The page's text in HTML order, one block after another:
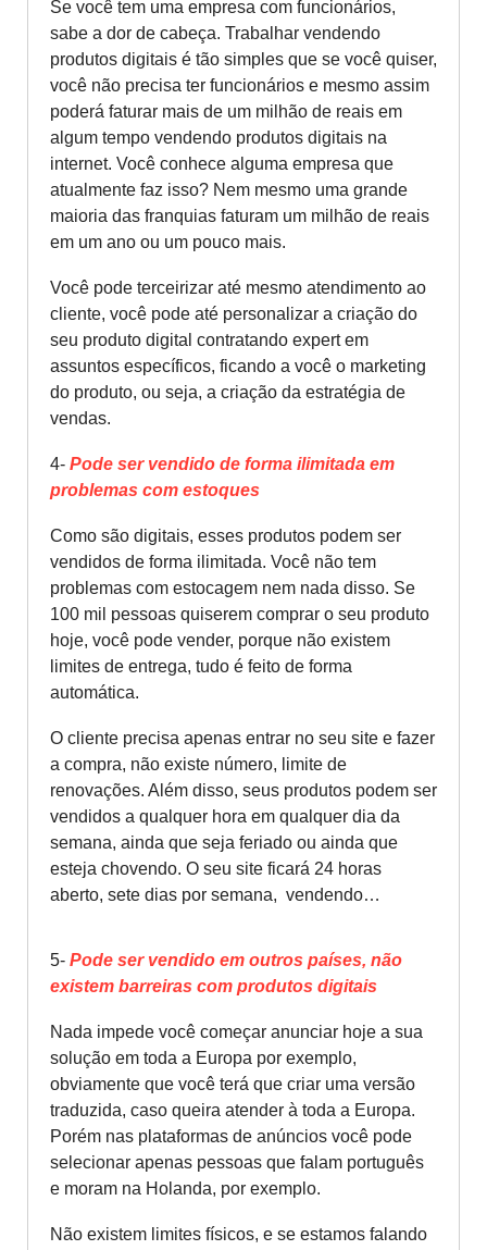
Se você tem uma empresa com funcionários,
sabe a dor de cabeça. Trabalhar vendendo
produtos digitais é tão simples que se você quiser,
você não precisa ter funcionários e mesmo assim
poderá faturar mais de um milhão de reais em
algum tempo vendendo produtos digitais na
internet. Você conhece alguma empresa que
atualmente faz isso? Nem mesmo uma grande
maioria das franquias faturam um milhão de reais
em um ano ou um pouco mais.
Você pode terceirizar até mesmo atendimento ao
cliente, você pode até personalizar a criação do
seu produto digital contratando expert em
assuntos específicos, ficando a você o marketing
do produto, ou seja, a criação da estratégia de
vendas.
4- Pode ser vendido de forma ilimitada em
problemas com estoques
Como são digitais, esses produtos podem ser
vendidos de forma ilimitada. Você não tem
problemas com estocagem nem nada disso. Se
100 mil pessoas quiserem comprar o seu produto
hoje, você pode vender, porque não existem
limites de entrega, tudo é feito de forma
automática.
O cliente precisa apenas entrar no seu site e fazer
a compra, não existe número, limite de
renovações. Além disso, seus produtos podem ser
vendidos a qualquer hora em qualquer dia da
semana, ainda que seja feriado ou ainda que
esteja chovendo. O seu site ficará 24 horas
aberto, sete dias por semana, vendendo…
5- Pode ser vendido em outros países, não
existem barreiras com produtos digitais
Nada impede você começar anunciar hoje a sua
solução em toda a Europa por exemplo,
obviamente que você terá que criar uma versão
traduzida, caso queira atender à toda a Europa.
Porém nas plataformas de anúncios você pode
selecionar apenas pessoas que falam português
e moram na Holanda, por exemplo.
Não existem limites físicos, e se estamos falando